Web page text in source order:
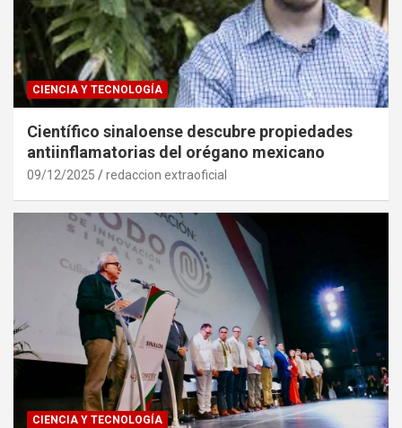
CIENCIA Y TECNOLOGÍA
Científico sinaloense descubre propiedades
antiinflamatorias del orégano mexicano
09/12/2025 redaccion extraoficial
CIENCIA Y TECNOLOGÍA